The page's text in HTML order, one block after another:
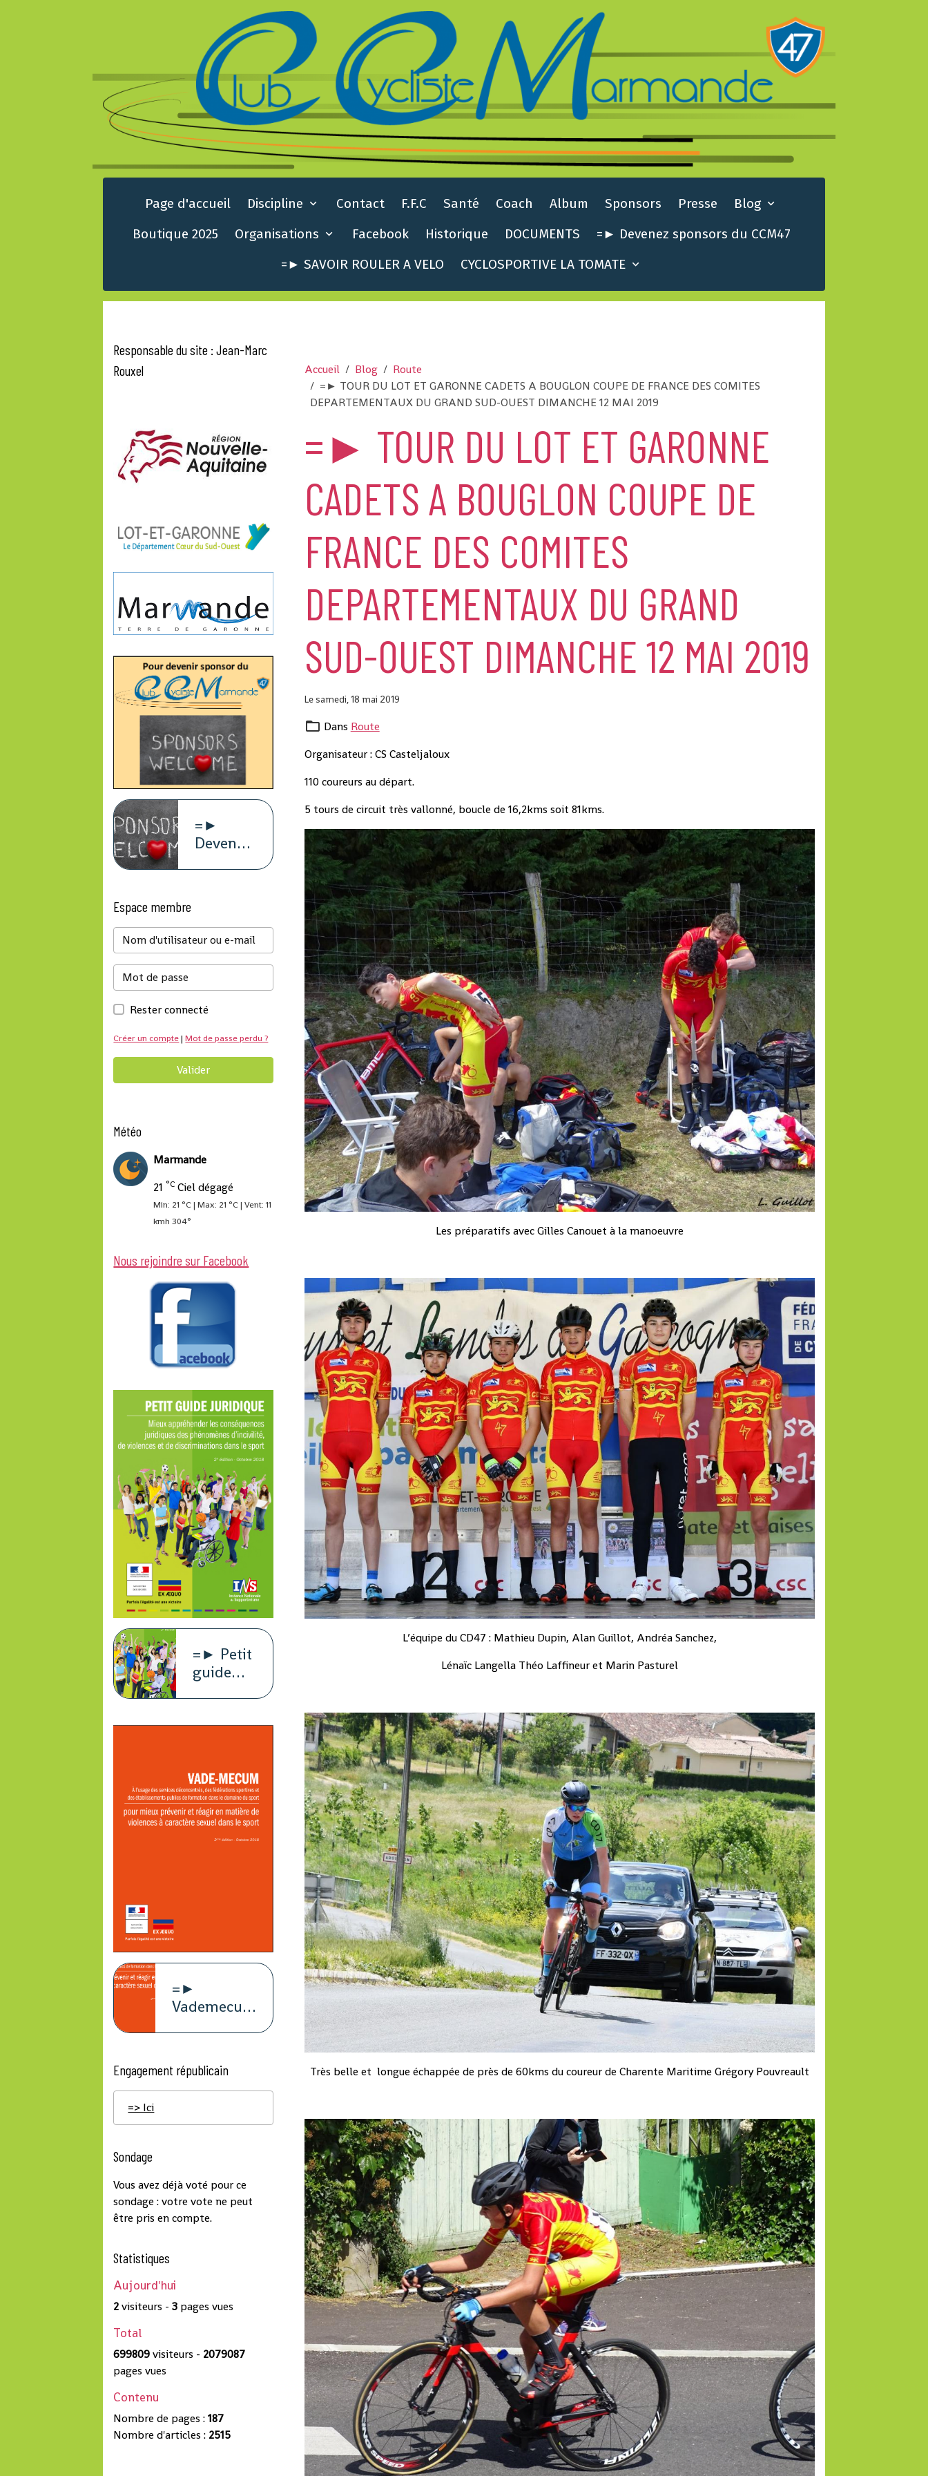
Page d'accueil Discipline Contact F.F.C Santé Coach Album Sponsors Presse
Blog
Boutique 2025
Organisations Facebook Historique DOCUMENTS
=► Devenez sponsors du CCM47
=► SAVOIR ROULER A VELO
CYCLOSPORTIVE LA TOMATE
Accueil Blog
Route
=► TOUR DU LOT ET GARONNE CADETS A BOUGLON COUPE DE FRANCE DES COMITES
DEPARTEMENTAUX DU GRAND SUD-OUEST DIMANCHE 12 MAI 2019
=► TOUR DU LOT ET GARONNE
CADETS A BOUGLON COUPE DE
FRANCE DES COMITES
DEPARTEMENTAUX DU GRAND
SUD-OUEST DIMANCHE 12 MAI 2019
Le samedi, 18 mai 2019
Dans Route
Organisateur : CS Casteljaloux
110 coureurs au départ.
5 tours de circuit très vallonné, boucle de 16,2kms soit 81kms.
Les préparatifs avec Gilles Canouet à la manoeuvre
L’équipe du CD47 : Mathieu Dupin, Alan Guillot, Andréa Sanchez,
Lénaïc Langella Théo Laffineur et Marin Pasturel
Très belle et longue échappée de près de 60kms du coureur de Charente Maritime Grégory Pouvreault
Responsable du site : Jean-Marc
Rouxel
=►
Devenez
Espace membre
Rester connecté
Créer un compte|Mot de passe perdu ?
Valider
Météo
Marmande
21 °C Ciel dégagé
Min: 21 °C | Max: 21 °C | Vent: 11
kmh 304°
Nous rejoindre sur Facebook
=► Petit
guide
=►
Vademecum
Engagement républicain
=> Ici
Sondage
Vous avez déjà voté pour ce
sondage : votre vote ne peut
être pris en compte.
Statistiques
Aujourd'hui
2visiteurs -3 pages vues
Total
699809visiteurs - 2079087
pages vues
Contenu
Nombre de pages :187
Nombre d'articles : 2515